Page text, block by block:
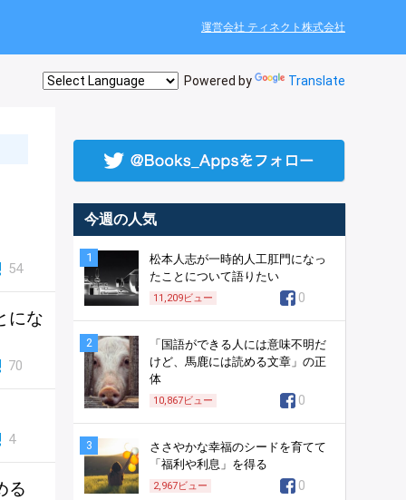
運営会社 ティネクト株式会社
Powered by Translate
54
にな
70
4
る
今週の人気
1
松本人志が一時的人工肛門になっ
たことについて語りたい
11,209ビュー 0
2
「国語ができる人には意味不明だ
けど、馬鹿には読める文章」の正
体
10,867ビュー 0
3
ささやかな幸福のシードを育てて
「福利や利息」を得る
2,967ビュー 0